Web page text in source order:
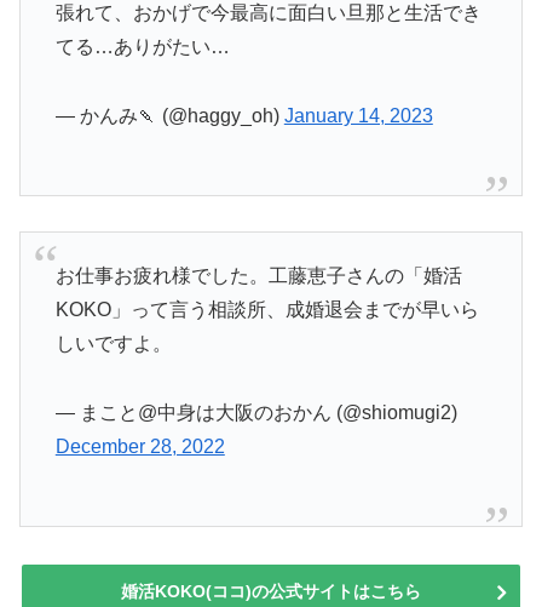
張れて、おかげで今最高に面白い旦那と生活でき
てる…ありがたい…
— かんみ🍡 (@haggy_oh) January 14, 2023
お仕事お疲れ様でした。工藤恵子さんの「婚活
KOKO」って言う相談所、成婚退会までが早いら
しいですよ。
— まこと@中身は大阪のおかん (@shiomugi2)
December 28, 2022
婚活KOKO(ココ)の公式サイトはこちら